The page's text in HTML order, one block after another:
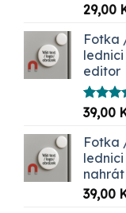
5.00
29,00
Fotka
editor
5.00
39,00
Fotka
lednici
39,00